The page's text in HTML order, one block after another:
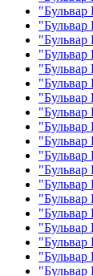
"Бульвар
"Бульвар
"Бульвар
"Бульвар
"Бульвар
"Бульвар
"Бульвар
"Бульвар
"Бульвар
"Бульвар
"Бульвар
"Бульвар
"Бульвар
"Бульвар
"Бульвар
"Бульвар